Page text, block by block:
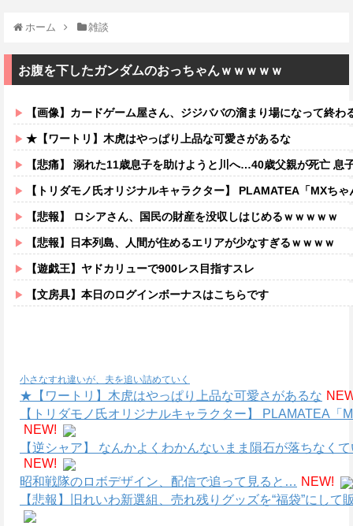
ホーム 雑談
お腹を下したガンダムのおっちゃんｗｗｗｗｗ
【画像】カードゲーム屋さん、ジジババの溜まり場になって終
★【ワートリ】木虎はやっぱり上品な可愛さがあるな
【悲痛】 溺れた11歳息子を助けようと川へ…40歳父親が死亡 息
【トリダモノ氏オリジナルキャラクター】 PLAMATEA「MXちゃん
【悲報】 ロシアさん、国民の財産を没収しはじめるｗｗｗｗｗ
【悲報】日本列島、人間が住めるエリアが少なすぎるｗｗｗｗ
【遊戯王】ヤドカリューで900レス目指すスレ
【文房具】本日のログインボーナスはこちらです
小さなすれ違いが、夫を追い詰めていく
★【ワートリ】木虎はやっぱり上品な可愛さがあるな
【トリダモノ氏オリジナルキャラクター】 PLAMATEA
NEW!
【逆シャア】 なんかよくわかんないまま隕石が落ちなく
NEW!
昭和戦隊のロボデザイン、配信で追って見ると… NEW!
【悲報】旧れいわ新選組、売れ残りグッズを“福袋”にして